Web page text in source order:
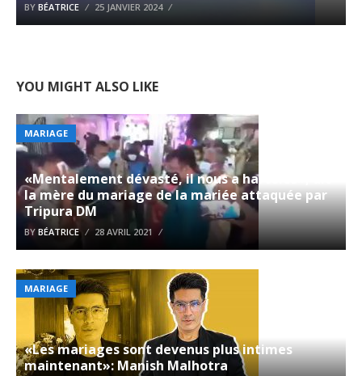
BY BÉATRICE 25 JANVIER 2024
YOU MIGHT ALSO LIKE
MARIAGE
«Mentalement dévasté, il nous a harcelés», dit
la mère du mariage de la mariée attaquée par
Tripura DM
BY BÉATRICE 28 AVRIL 2021
MARIAGE
«Les mariages sont devenus plus intimes
maintenant»: Manish Malhotra